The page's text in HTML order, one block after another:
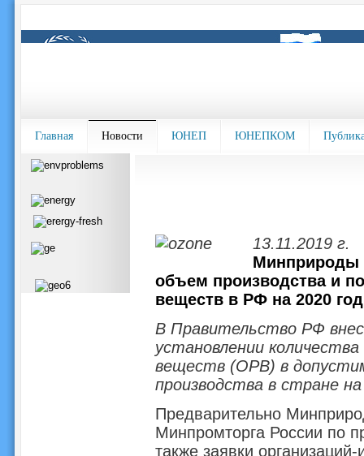
Главная Новости ЮНЕП ЮНЕПКОМ
13.11.2019 г.
Минприроды
объем производства и
веществ в РФ на 2020 год
В Правительство РФ
установлении
веществ (ОРВ) в
производства в стране
Предварительно
Минпромторга России по
также заявки